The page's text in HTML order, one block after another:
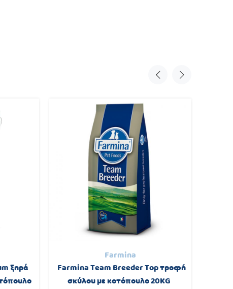
ξηρά
Farmina
Farmina Team Breeder Top τροφή
σκύλου με κοτόπουλο 20KG